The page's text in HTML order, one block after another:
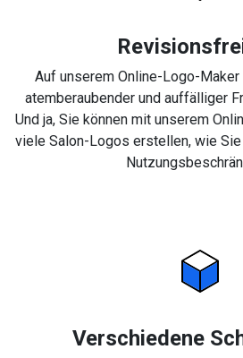
Auf unserem Online-Logo-
atemberaubender und auffälliger
Und ja, Sie können mit unserem
viele Salon-Logos erstellen, wie
Verschiedene